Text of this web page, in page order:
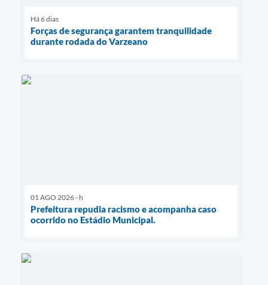
Há 6 dias
Forças de segurança garantem tranquilidade
durante rodada do Varzeano
01 AGO 2026 - h
Prefeitura repudia racismo e acompanha caso
ocorrido no Estádio Municipal.